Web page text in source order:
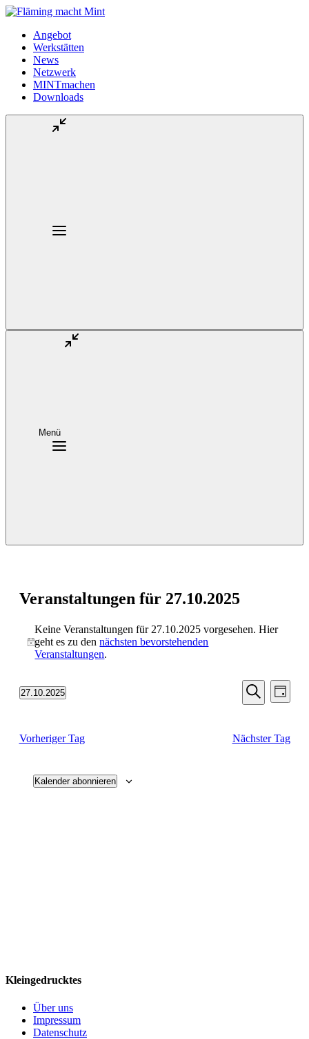
Angebot
Werkstätten
News
Netzwerk
MINTmachen
Downloads
Menü
Veranstaltungen für 27.10.2025
Hinweis
Keine Veranstaltungen für 27.10.2025 vorgesehen. Hier
geht es zu dennächsten bevorstehenden
Veranstaltungen.
Suche
Suche
Tag
27.10.2025
Vorheriger Tag
Nächster Tag
Kalender abonnieren
Kleingedrucktes
Über uns
Impressum
Datenschutz